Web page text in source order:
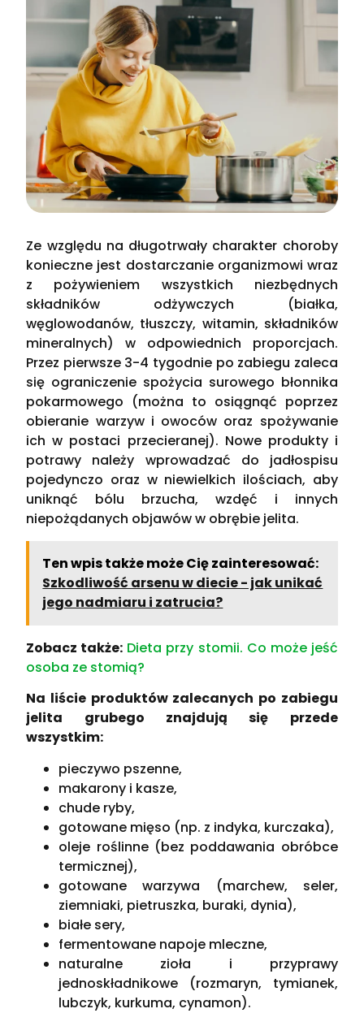
Ze względu na długotrwały charakter choroby
konieczne jest dostarczanie organizmowi wraz
z pożywieniem wszystkich niezbędnych
składników odżywczych (białka,
węglowodanów, tłuszczy, witamin, składników
mineralnych) w odpowiednich proporcjach.
Przez pierwsze 3-4 tygodnie po zabiegu zaleca
się ograniczenie spożycia surowego błonnika
pokarmowego (można to osiągnąć poprzez
obieranie warzyw i owoców oraz spożywanie
ich w postaci przecieranej). Nowe produkty i
potrawy należy wprowadzać do jadłospisu
pojedynczo oraz w niewielkich ilościach, aby
uniknąć bólu brzucha, wzdęć i innych
niepożądanych objawów w obrębie jelita.
Ten wpis także może Cię zainteresować:
Szkodliwość arsenu w diecie - jak unikać
jego nadmiaru i zatrucia?
Zobacz także: Dieta przy stomii. Co może jeść
osoba ze stomią?
Na liście produktów zalecanych po zabiegu
jelita grubego znajdują się przede
wszystkim:
pieczywo pszenne,
makarony i kasze,
chude ryby,
gotowane mięso (np. z indyka, kurczaka),
oleje roślinne (bez poddawania obróbce
termicznej),
gotowane warzywa (marchew, seler,
ziemniaki, pietruszka, buraki, dynia),
białe sery,
fermentowane napoje mleczne,
naturalne zioła i przyprawy
jednoskładnikowe (rozmaryn, tymianek,
lubczyk, kurkuma, cynamon).